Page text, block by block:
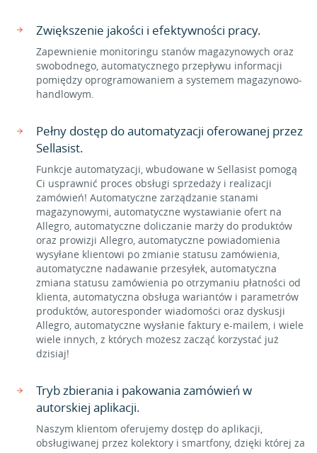
Zwiększenie jakości i efektywności pracy.
Zapewnienie monitoringu stanów magazynowych oraz
swobodnego, automatycznego przepływu informacji
pomiędzy oprogramowaniem a systemem magazynowo-
handlowym.
Pełny dostęp do automatyzacji oferowanej przez
Sellasist.
Funkcje automatyzacji, wbudowane w Sellasist pomogą
Ci usprawnić proces obsługi sprzedaży i realizacji
zamówień! Automatyczne zarządzanie stanami
magazynowymi, automatyczne wystawianie ofert na
Allegro, automatyczne doliczanie marży do produktów
oraz prowizji Allegro, automatyczne powiadomienia
wysyłane klientowi po zmianie statusu zamówienia,
automatyczne nadawanie przesyłek, automatyczna
zmiana statusu zamówienia po otrzymaniu płatności od
klienta, automatyczna obsługa wariantów i parametrów
produktów, autoresponder wiadomości oraz dyskusji
Allegro, automatyczne wysłanie faktury e-mailem, i wiele
wiele innych, z których możesz zacząć korzystać już
dzisiaj!
Tryb zbierania i pakowania zamówień w
autorskiej aplikacji.
Naszym klientom oferujemy dostęp do aplikacji,
obsługiwanej przez kolektory i smartfony, dzięki której za